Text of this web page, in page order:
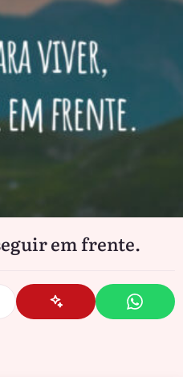
em frente.